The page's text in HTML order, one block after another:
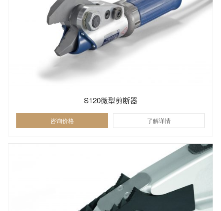
S120微型剪断器
咨询价格 了解详情